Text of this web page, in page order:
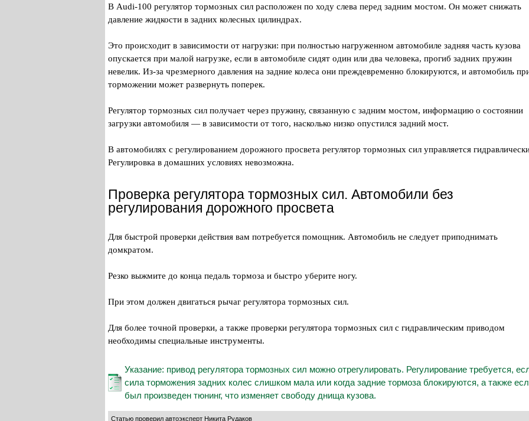
В Audi-100 регулятор тормозных сил расположен по ходу слева перед задним мостом. Он может снижать
давление жидкости в задних колесных цилиндрах.
Это происходит в зависимости от нагрузки: при полностью нагруженном автомобиле задняя часть кузова
опускается при малой нагрузке, если в автомобиле сидят один или два человека, прогиб задних пружин
невелик. Из-за чрезмерного давления на задние колеса они преждевременно блокируются, и автомобиль
торможении может развернуть поперек.
Регулятор тормозных сил получает через пружину, связанную с задним мостом, информацию о состоянии
загрузки автомобиля — в зависимости от того, насколько низко опустился задний мост.
В автомобилях с регулированием дорожного просвета регулятор тормозных сил управляется
Регулировка в домашних условиях невозможна.
Проверка регулятора тормозных сил. Автомобили без
регулирования дорожного просвета
Для быстрой проверки действия вам потребуется помощник. Автомобиль не следует приподнимать
домкратом.
Резко выжмите до конца педаль тормоза и быстро уберите ногу.
При этом должен двигаться рычаг регулятора тормозных сил.
Для более точной проверки, а также проверки регулятора тормозных сил с гидравлическим приводом
необходимы специальные инструменты.
Указание: привод регулятора тормозных сил можно отрегулировать. Регулирование требуется,
сила торможения задних колес слишком мала или когда задние тормоза блокируются, а также
был произведен тюнинг, что изменяет свободу днища кузова.
Статью проверил автоэксперт Никита Рудаков